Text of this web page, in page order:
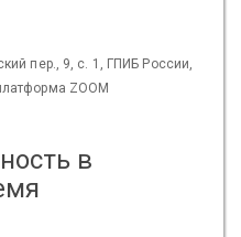
пер., 9, с. 1, ГПИБ России,
ZOOM
в